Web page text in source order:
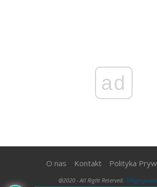
ad
O nas Kontakt Polityka
@2020 - All Right Reserved.